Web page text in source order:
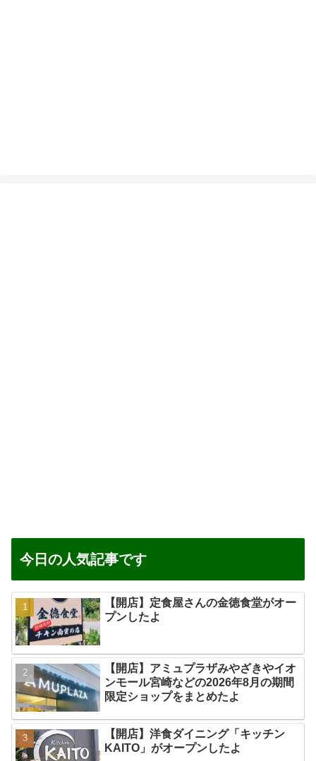
今日の人気記事です
【開店】定食屋さんの金徳食堂がオー
プンしたよ
【開店】アミュプラザみやざきやイオ
ンモール宮崎などの2026年8月の期間
限定ショップをまとめたよ
【開店】洋食ダイニング「キッチン
KAITO」がオープンしたよ